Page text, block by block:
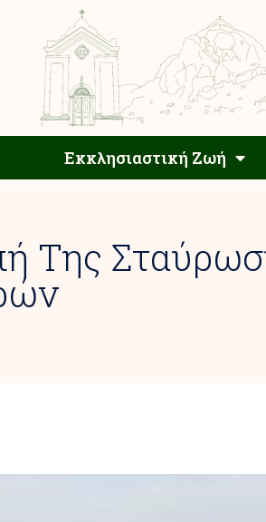
Εκκλησιαστική Ζωή
Αρχιεπισκοπή
Της